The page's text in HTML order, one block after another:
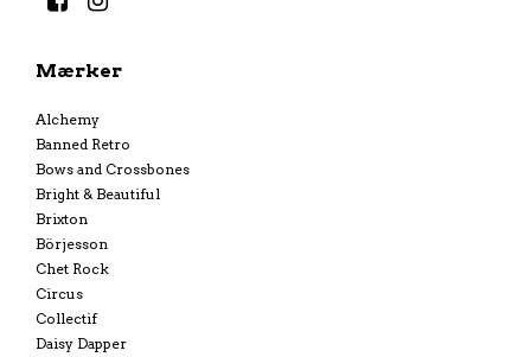
Mærker
Alchemy
Banned Retro
Bows and Crossbones
Bright & Beautiful
Brixton
Börjesson
Chet Rock
Circus
Collectif
Daisy Dapper